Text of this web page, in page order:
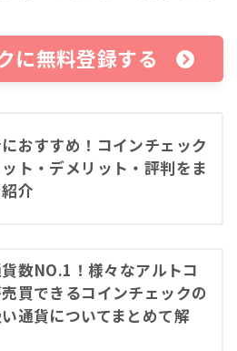
に無料登録する
おすすめ！コインチェック
ト・デメリット・評判をま
介
数NO.1！様々なアルトコ
買できるコインチェックの
通貨についてまとめて解